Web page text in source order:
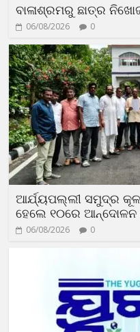
ବାଳାଶ୍ରମରୁ ଛାତ୍ର
06/08/2026 0
ଆର୍ଯ୍ୟପଲ୍ଲୀ ସମୁଦ୍ର
ହେଲେ ୧୦ରେ ଆନ୍ଦୋଳନ
06/08/2026 0